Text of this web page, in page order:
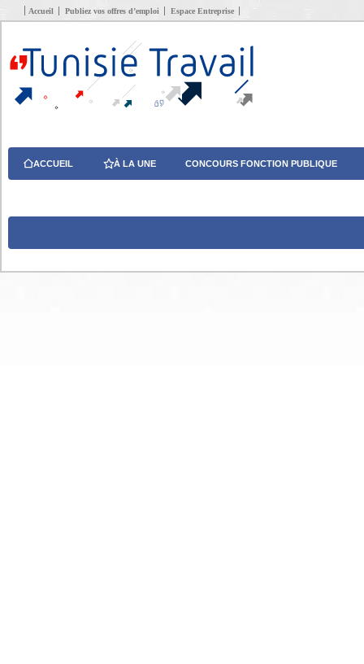
Accueil Publiez vos offres d’emploi Espace Entreprise
ACCUEIL À LA UNE CONCOURS FONCTION PUBLIQUE